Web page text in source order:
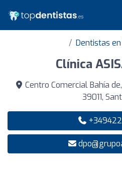
Dentistas
Clínica
Centro Comercial Bahía
39011,